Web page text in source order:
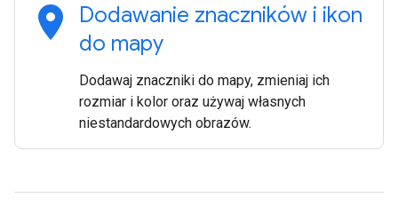
location_on
Dodawanie znaczników i ikon
do mapy
Dodawaj znaczniki do mapy, zmieniaj ich
rozmiar i kolor oraz używaj własnych
niestandardowych obrazów.